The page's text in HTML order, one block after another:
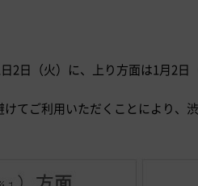
2日（火）に、上り方面は1月2日
てご利用いただくことにより、